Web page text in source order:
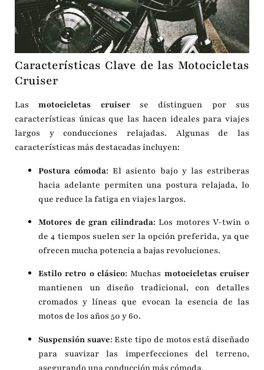
Características Clave de las Motocicletas
Cruiser
Lasmotocicletas cruiserse distinguen por sus
características únicas que las hacen ideales para viajes
largos y conducciones relajadas. Algunas de las
características más destacadas incluyen:
Postura cómoda: El asiento bajo y las estriberas
hacia adelante permiten una postura relajada, lo
que reduce la fatiga en viajes largos.
Motores de gran cilindrada: Los motores V-twin o
de 4 tiempos suelen ser la opción preferida, ya que
ofrecen mucha potencia a bajas revoluciones.
Estilo retro o clásico: Muchas motocicletas cruiser
mantienen un diseño tradicional, con detalles
cromados y líneas que evocan la esencia de las
motos de los años 50 y 60.
Suspensión suave: Este tipo de motos está diseñado
para suavizar las imperfecciones del terreno,